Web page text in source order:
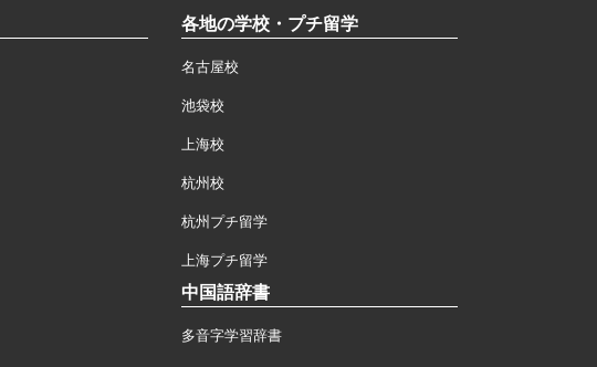
各地の学校・プチ留学
名古屋校
池袋校
上海校
杭州校
杭州プチ留学
上海プチ留学
中国語辞書
多音字学習辞書